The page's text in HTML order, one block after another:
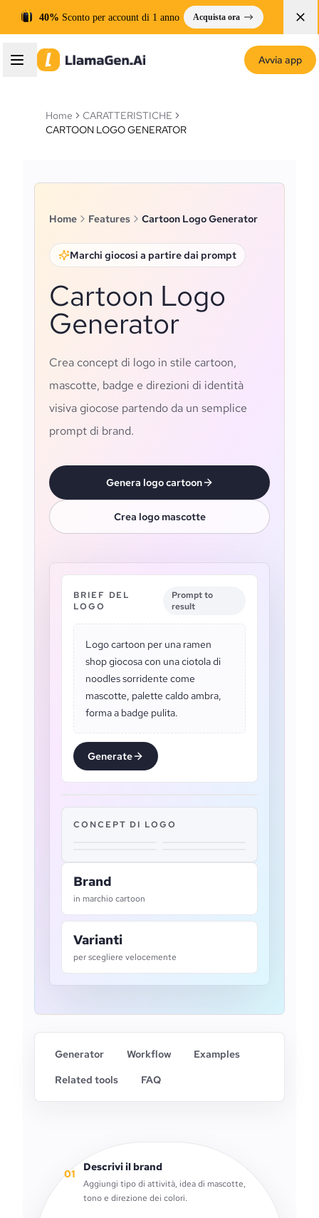
40% Sconto per account di 1 anno Acquista ora
Avvia app
Home
CARATTERISTICHE
CARTOON LOGO GENERATOR
Home Features Cartoon Logo Generator
Marchi giocosi a partire dai prompt
Cartoon Logo
Generator
Crea concept di logo in stile cartoon,
mascotte, badge e direzioni di identità
visiva giocose partendo da un semplice
prompt di brand.
Genera logo cartoon
Crea logo mascotte
BRIEF DEL
LOGO
Prompt to
result
Logo cartoon per una ramen
shop giocosa con una ciotola di
noodles sorridente come
mascotte, palette caldo ambra,
forma a badge pulita.
Generate
CONCEPT DI LOGO
Brand
in marchio cartoon
Varianti
per scegliere velocemente
Generator Workflow
Examples
Related tools
FAQ
01
Descrivi il brand
Aggiungi tipo di attività, idea di mascotte,
tono e direzione dei colori.